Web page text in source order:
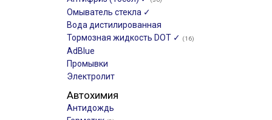
Омыватель стекла ✓
Вода дистилированная
Тормозная жидкость DOT ✓ (16)
AdBlue
Промывки
Электролит
Автохимия
Антидождь